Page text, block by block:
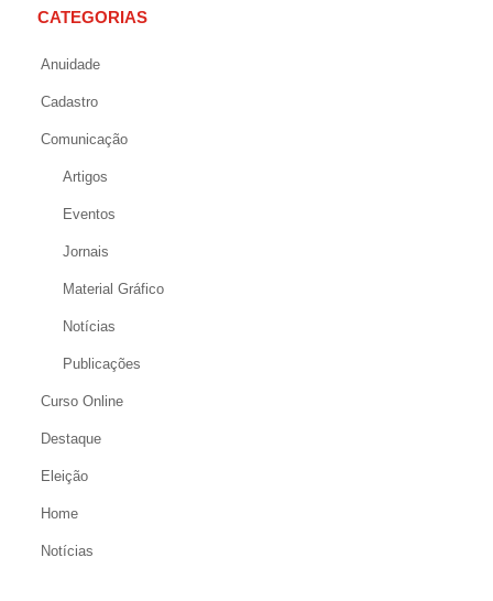
CATEGORIAS
Anuidade
Cadastro
Comunicação
Artigos
Eventos
Jornais
Material Gráfico
Notícias
Publicações
Curso Online
Destaque
Eleição
Home
Notícias